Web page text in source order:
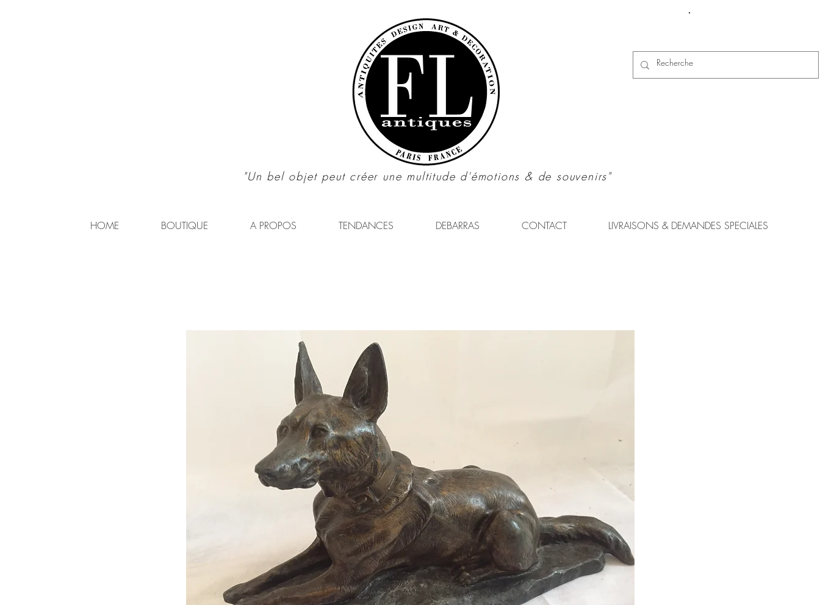
"Un bel objet peut créer une multitude d'émotions & de souvenirs"
HOME BOUTIQUE A PROPOS TENDANCES DEBARRAS CONTACT LIVRAISONS & DEMANDES SPECIALES